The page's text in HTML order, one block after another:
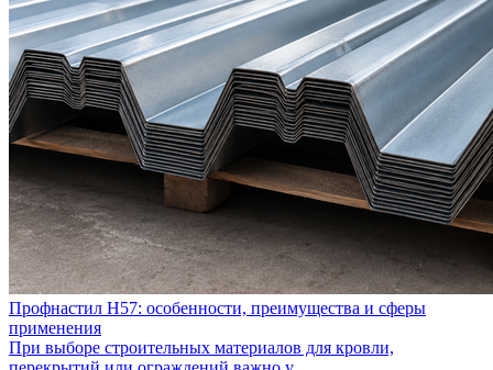
Профнастил Н57: особенности, преимущества и сферы
применения
При выборе строительных материалов для кровли,